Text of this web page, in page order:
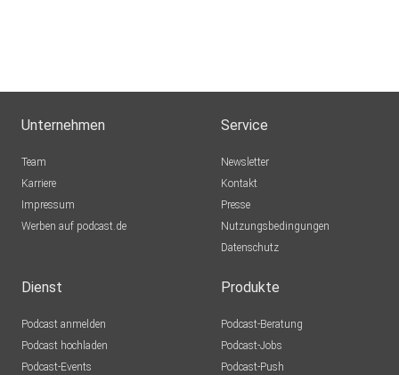
Unternehmen
Team
Karriere
Impressum
Werben auf podcast.de
Service
Newsletter
Kontakt
Presse
Nutzungsbedingungen
Datenschutz
Dienst
Podcast anmelden
Podcast hochladen
Podcast-Events
Produkte
Podcast-Beratung
Podcast-Jobs
Podcast-Push